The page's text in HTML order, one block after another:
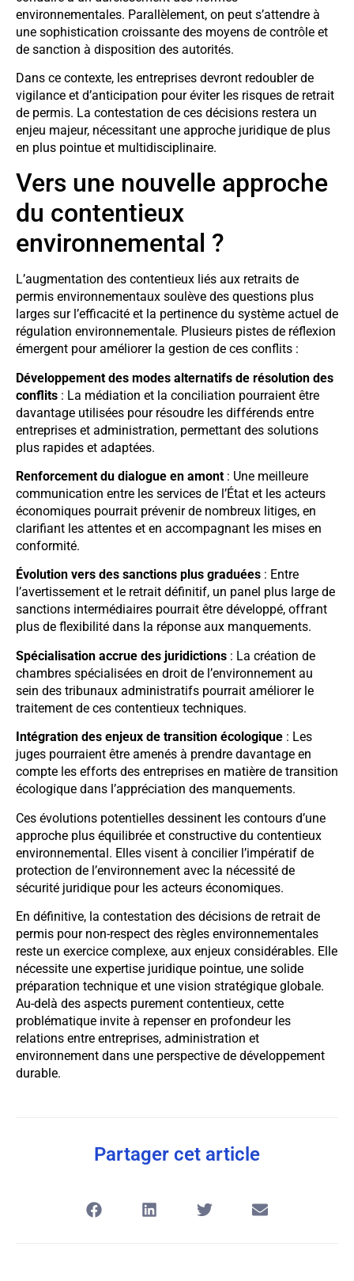
environnementales. Parallèlement, on peut s’attendre à
une sophistication croissante des moyens de contrôle et
de sanction à disposition des autorités.
Dans ce contexte, les entreprises devront redoubler de
vigilance et d’anticipation pour éviter les risques de retrait
de permis. La contestation de ces décisions restera un
enjeu majeur, nécessitant une approche juridique de plus
en plus pointue et multidisciplinaire.
Vers une nouvelle approche
du contentieux
environnemental ?
L’augmentation des contentieux liés aux retraits de
permis environnementaux soulève des questions plus
larges sur l’efficacité et la pertinence du système actuel de
régulation environnementale. Plusieurs pistes de réflexion
émergent pour améliorer la gestion de ces conflits :
Développement des modes alternatifs de résolution des
conflits : La médiation et la conciliation pourraient être
davantage utilisées pour résoudre les différends entre
entreprises et administration, permettant des solutions
plus rapides et adaptées.
Renforcement du dialogue en amont : Une meilleure
communication entre les services de l’État et les acteurs
économiques pourrait prévenir de nombreux litiges, en
clarifiant les attentes et en accompagnant les mises en
conformité.
Évolution vers des sanctions plus graduées : Entre
l’avertissement et le retrait définitif, un panel plus large de
sanctions intermédiaires pourrait être développé, offrant
plus de flexibilité dans la réponse aux manquements.
Spécialisation accrue des juridictions : La création de
chambres spécialisées en droit de l’environnement au
sein des tribunaux administratifs pourrait améliorer le
traitement de ces contentieux techniques.
Intégration des enjeux de transition écologique : Les
juges pourraient être amenés à prendre davantage en
compte les efforts des entreprises en matière de transition
écologique dans l’appréciation des manquements.
Ces évolutions potentielles dessinent les contours d’une
approche plus équilibrée et constructive du contentieux
environnemental. Elles visent à concilier l’impératif de
protection de l’environnement avec la nécessité de
sécurité juridique pour les acteurs économiques.
En définitive, la contestation des décisions de retrait de
permis pour non-respect des règles environnementales
reste un exercice complexe, aux enjeux considérables. Elle
nécessite une expertise juridique pointue, une solide
préparation technique et une vision stratégique globale.
Au-delà des aspects purement contentieux, cette
problématique invite à repenser en profondeur les
relations entre entreprises, administration et
environnement dans une perspective de développement
durable.
Partager cet article